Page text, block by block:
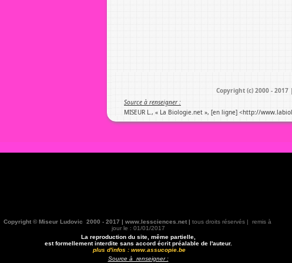
Copyright (c) 2000 -
Source à renseigner :
MISEUR L., « La Biologie.net », [en ligne] <http://
Copyright © Miseur Ludovic 2000 - 2017 | www.lessciences.net | tous droits réservés | remis à
jour le : 01/01/2017
La reproduction du site, même partielle,
est formellement interdite sans accord écrit préalable de l'auteur.
plus d'infos : www.assucopie.be
Source à renseigner :